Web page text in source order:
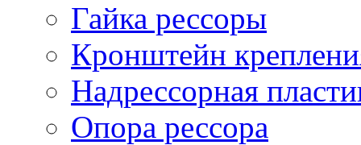
Гайка рессоры
Кронштейн
Надрессорная
Опора рессора